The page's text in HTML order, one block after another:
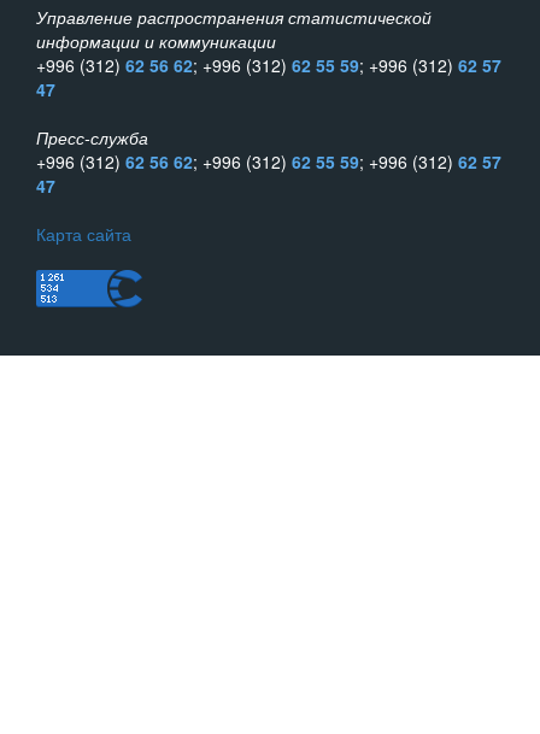
Управление распространения статистической
информации и коммуникации
+996 (312) 62 56 62; +996 (312) 62 55 59; +996 (312) 62 57
47
Пресс-служба
+996 (312) 62 56 62; +996 (312) 62 55 59; +996 (312) 62 57
47
Карта сайта